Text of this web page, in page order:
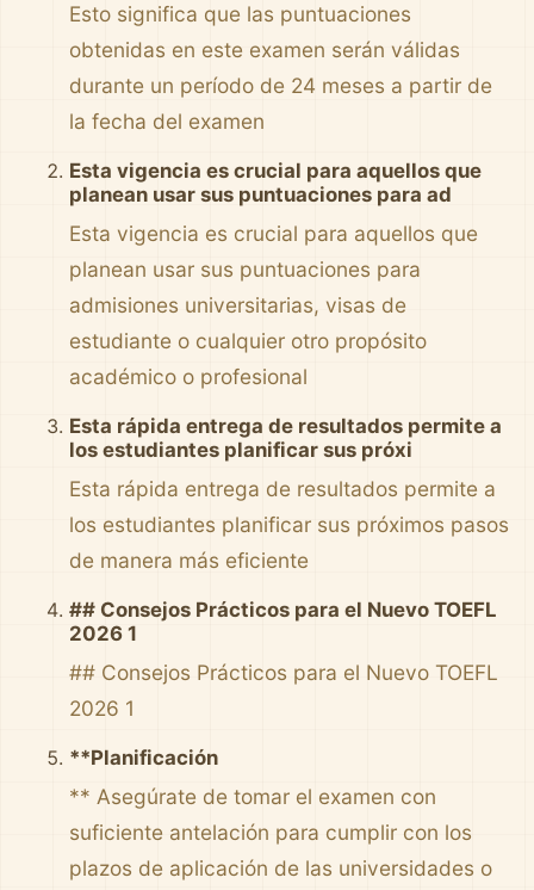
Esto significa que las puntuaciones
obtenidas en este examen serán válidas
durante un período de 24 meses a partir de
la fecha del examen
Esta vigencia es crucial para aquellos que
planean usar sus puntuaciones para ad
Esta vigencia es crucial para aquellos que
planean usar sus puntuaciones para
admisiones universitarias, visas de
estudiante o cualquier otro propósito
académico o profesional
Esta rápida entrega de resultados permite a
los estudiantes planificar sus próxi
Esta rápida entrega de resultados permite a
los estudiantes planificar sus próximos pasos
de manera más eficiente
## Consejos Prácticos para el Nuevo TOEFL
2026 1
## Consejos Prácticos para el Nuevo TOEFL
2026 1
**Planificación
** Asegúrate de tomar el examen con
suficiente antelación para cumplir con los
plazos de aplicación de las universidades o